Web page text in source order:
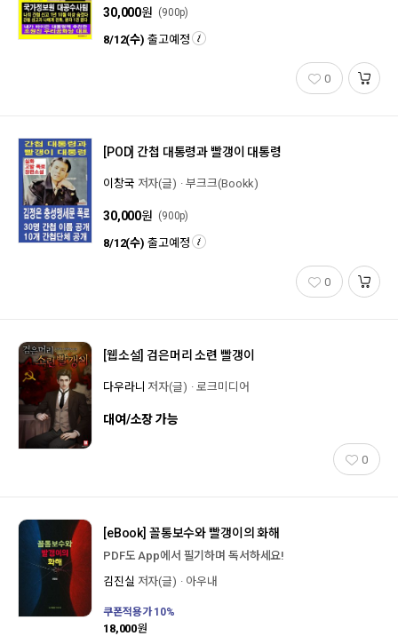
30,000원 (900p)
8/12(수) 출고예정
0
[POD] 간첩 대통령과 빨갱이 대통령
이창국 저자(글) 부크크(Bookk)
30,000원 (900p)
8/12(수) 출고예정
0
[웹소설] 검은머리 소련 빨갱이
다우라니 저자(글) 로크미디어
대여/소장 가능
0
[eBook] 꼴통보수와 빨갱이의 화해
PDF도 App에서 필기하며 독서하세요!
김진실 저자(글) 아우내
쿠폰적용가10%
18,000원